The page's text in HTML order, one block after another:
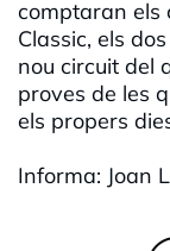
comptaran els
Classic, els
nou circuit del
proves de les
els propers
Informa: Joan